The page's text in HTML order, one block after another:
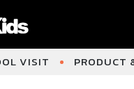
VISIT PRODUCT